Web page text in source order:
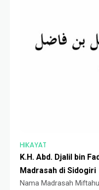
HIKAYAT
K.H. Abd. Djalil bin
Madrasah di Sidogiri
Nama Madrasah